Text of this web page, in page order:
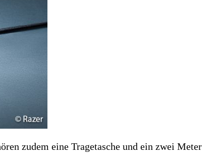
zudem eine Tragetasche und ein zwei Meter